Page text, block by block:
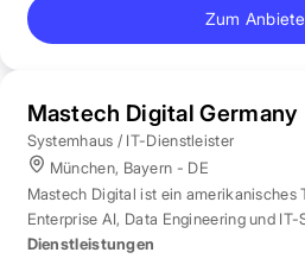
Zum
Mastech Digital Germany
Systemhaus / IT-Dienstleister
München, Bayern - DE
Mastech Digital ist ein amerikanisches
Enterprise AI, Data Engineering und
London aus betreut.
Dienstleistungen